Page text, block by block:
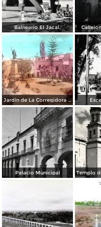
Balneario El Jacal.
Jardin de La Corregidora ( Circulada el 3 de Noviembre de 1957 ).
Palacio Municipal